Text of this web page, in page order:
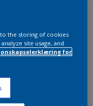
to the storing of cookies
site usage, and
for